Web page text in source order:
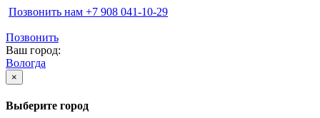
Позвонить нам ‪+7 908 041-10-29
Позвонить
Ваш город:
Вологда
×
Выберите город